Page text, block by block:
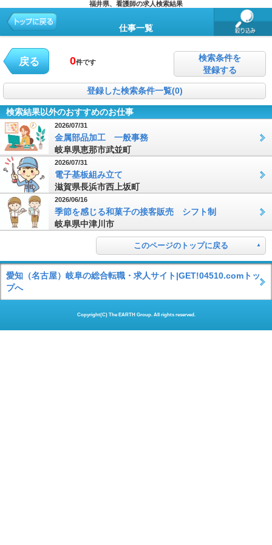
福井県、看護師の求人検索結果
仕事一覧
戻る 0件です
検索条件を
登録する
登録した検索条件一覧(0)
検索結果以外のおすすめのお仕事
2026/07/31
金属部品加工 一般事務
岐阜県恵那市武並町
2026/07/31
電子基板組み立て
滋賀県長浜市西上坂町
2026/06/16
季節を感じる和菓子の接客販売 シフト制
岐阜県中津川市
このページのトップに戻る
愛知（名古屋）岐阜の総合転職・求人サイト|GET!04510.comトッ
プへ
Copyright(C) The EARTH Group. All rights reserved.